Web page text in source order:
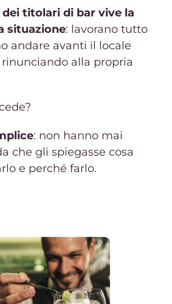
dei titolari di bar vive la
situazione: lavorano tutto
andare avanti il locale
alla propria
: non hanno mai
che gli spiegasse cosa
e perché farlo.